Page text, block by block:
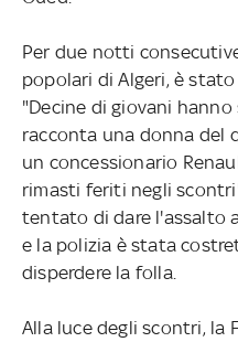
Per due notti
popolari di Algeri, è
"Decine di giovani
racconta una donna del
un concessionario
rimasti feriti negli
tentato di dare l'assalto
e la polizia è stata
disperdere la folla.
Alla luce degli scontri, la